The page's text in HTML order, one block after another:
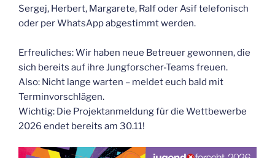
Sergej, Herbert, Margarete, Ralf oder Asif telefonisch
oder per WhatsApp abgestimmt werden.
Erfreuliches: Wir haben neue Betreuer gewonnen, die
sich bereits auf ihre Jungforscher-Teams freuen.
Also: Nicht lange warten – meldet euch bald mit
Terminvorschlägen.
Wichtig: Die Projektanmeldung für die Wettbewerbe
2026 endet bereits am 30.11!